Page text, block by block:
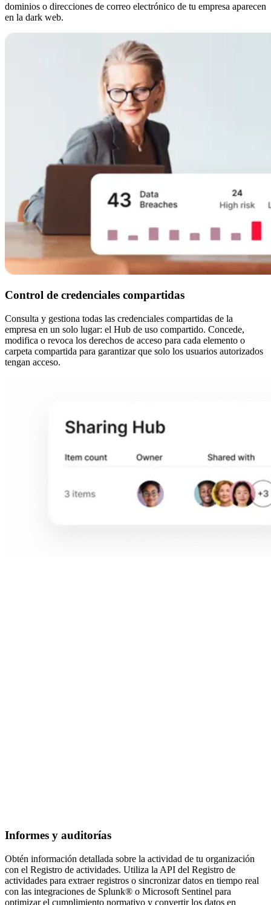
dominios o direcciones de correo electrónico de tu empresa aparecen
en la dark web.
Control de credenciales compartidas
Consulta y gestiona todas las credenciales compartidas de la
empresa en un solo lugar: el Hub de uso compartido. Concede,
modifica o revoca los derechos de acceso para cada elemento o
carpeta compartida para garantizar que solo los usuarios autorizados
tengan acceso.
Informes y auditorías
Obtén información detallada sobre la actividad de tu organización
con el Registro de actividades. Utiliza la API del Registro de
actividades para extraer registros o sincronizar datos en tiempo real
con las integraciones de Splunk® o Microsoft Sentinel para
optimizar el cumplimiento normativo y convertir los datos en